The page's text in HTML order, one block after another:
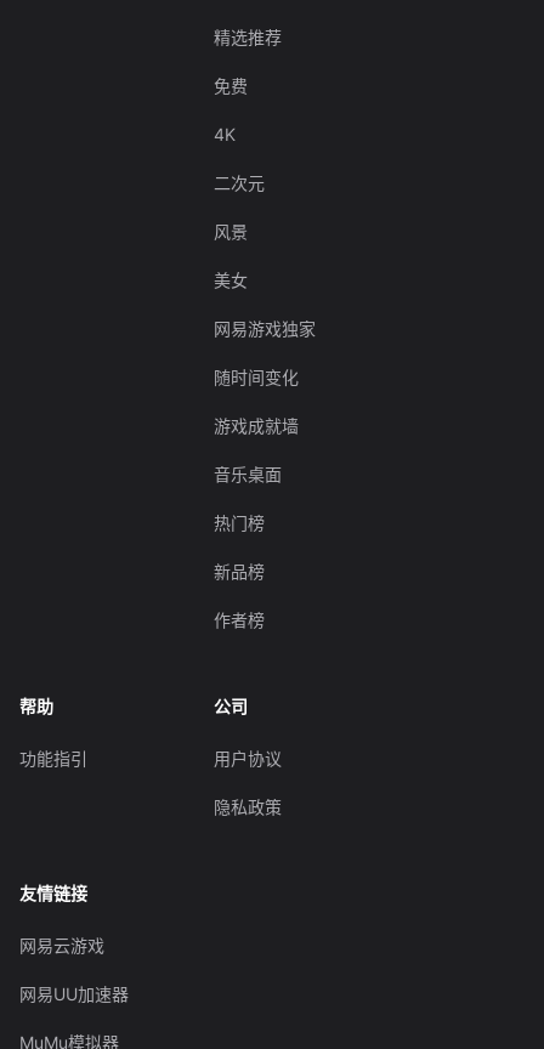
精选推荐
免费
4K
二次元
风景
美女
网易游戏独家
随时间变化
游戏成就墙
音乐桌面
热门榜
新品榜
作者榜
帮助
功能指引
公司
用户协议
隐私政策
友情链接
网易云游戏
网易UU加速器
MuMu模拟器